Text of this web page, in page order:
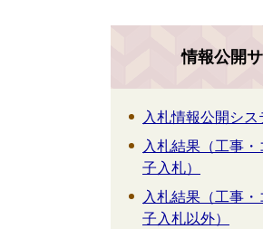
情報公開
入札情報公開シス
入札結果（工事
子入札）
入札結果（工事
子入札以外）